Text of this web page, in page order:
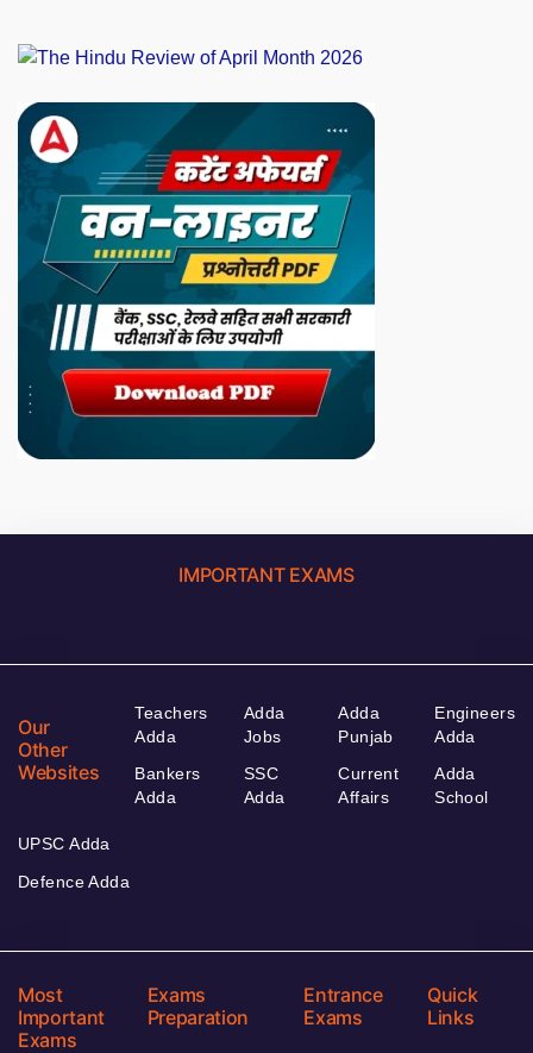
IMPORTANT EXAMS
Our
Other
Websites
Teachers
Adda
Bankers
Adda
Adda
Jobs
SSC
Adda
Adda
Punjab
Current
Affairs
Engineers
Adda
Adda
School
UPSC Adda
Defence Adda
Most
Important
Exams
Exams
Preparation
Entrance
Exams
Quick
Links